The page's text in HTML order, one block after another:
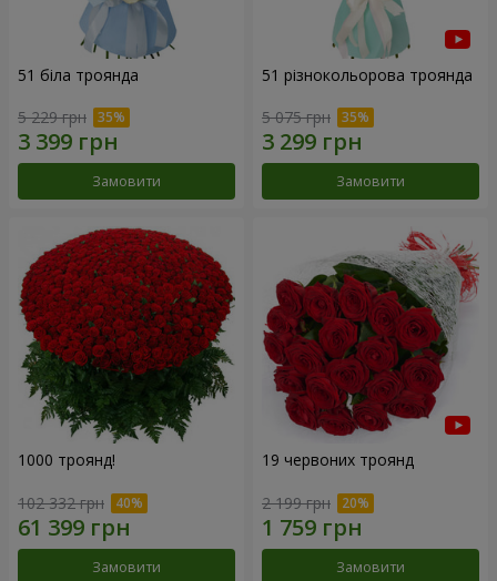
51 біла троянда
5 229 грн
Замовити
51 різнокольорова троянда
5 075 грн
Замовити
1000 троянд!
102 332 грн
Замовити
19 червоних троянд
2 199 грн
Замовити